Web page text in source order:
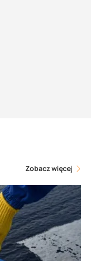
Zobacz więcej